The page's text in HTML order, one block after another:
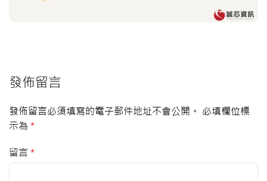
發佈留言
發佈留言必須填寫的電子郵件地址不會公開。 必填欄位標
示為 *
留言 *